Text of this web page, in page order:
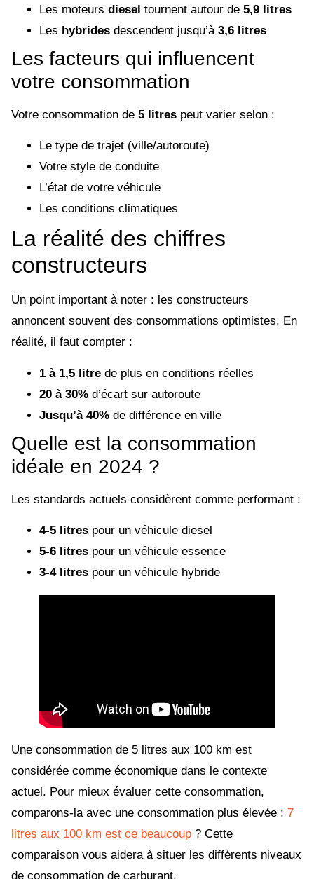
Les moteurs diesel tournent autour de 5,9 litres
Les hybrides descendent jusqu’à 3,6 litres
Les facteurs qui influencent
votre consommation
Votre consommation de 5 litres peut varier selon :
Le type de trajet (ville/autoroute)
Votre style de conduite
L’état de votre véhicule
Les conditions climatiques
La réalité des chiffres
constructeurs
Un point important à noter : les constructeurs
annoncent souvent des consommations optimistes. En
réalité, il faut compter :
1 à 1,5 litre de plus en conditions réelles
20 à 30% d’écart sur autoroute
Jusqu’à 40% de différence en ville
Quelle est la consommation
idéale en 2024 ?
Les standards actuels considèrent comme performant :
4-5 litres pour un véhicule diesel
5-6 litres pour un véhicule essence
3-4 litres pour un véhicule hybride
Une consommation de 5 litres aux 100 km est
considérée comme économique dans le contexte
actuel. Pour mieux évaluer cette consommation,
comparons-la avec une consommation plus élevée : 7
litres aux 100 km est ce beaucoup ? Cette
comparaison vous aidera à situer les différents niveaux
de consommation de carburant.